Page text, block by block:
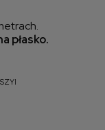
płasko.